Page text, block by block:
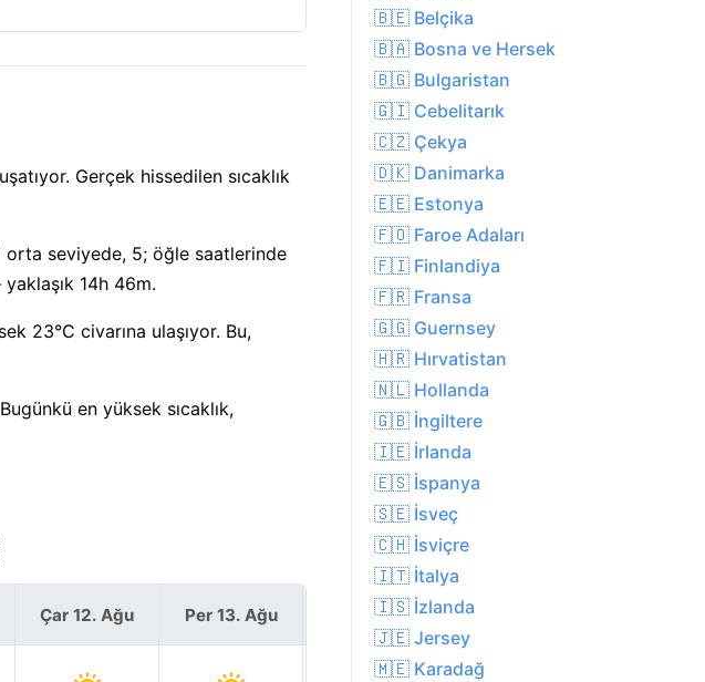
Gerçek hissedilen sıcaklık
orta seviyede, 5; öğle saatlerinde
14h 46m.
23°C civarına ulaşıyor. Bu,
en yüksek sıcaklık,
Çar 12. Ağu Per 13. Ağu Cum 14. Ağu
🇧🇪 Belçika
🇧🇦 Bosna ve Hersek
🇧🇬 Bulgaristan
🇬🇮 Cebelitarık
🇨🇿 Çekya
🇩🇰 Danimarka
🇪🇪 Estonya
🇫🇴 Faroe Adaları
🇫🇮 Finlandiya
🇫🇷 Fransa
🇬🇬 Guernsey
🇭🇷 Hırvatistan
🇳🇱 Hollanda
🇬🇧 İngiltere
🇮🇪 İrlanda
🇪🇸 İspanya
🇸🇪 İsveç
🇨🇭 İsviçre
🇮🇹 İtalya
🇮🇸 İzlanda
🇯🇪 Jersey
🇲🇪 Karadağ